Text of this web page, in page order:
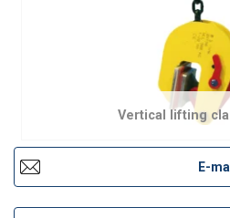
Vertical lifting
E-